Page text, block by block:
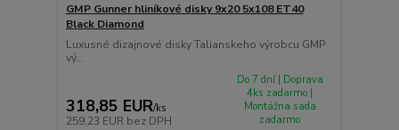
GMP Gunner hliníkové disky 9x20 5x108 ET40
Black Diamond
Luxusné dizajnové disky Talianskeho výrobcu GMP
vý...
318,85 EUR/ks
259,23 EUR bez DPH
Do 7 dní | Doprava
4ks zadarmo |
Montážna sada
zadarmo